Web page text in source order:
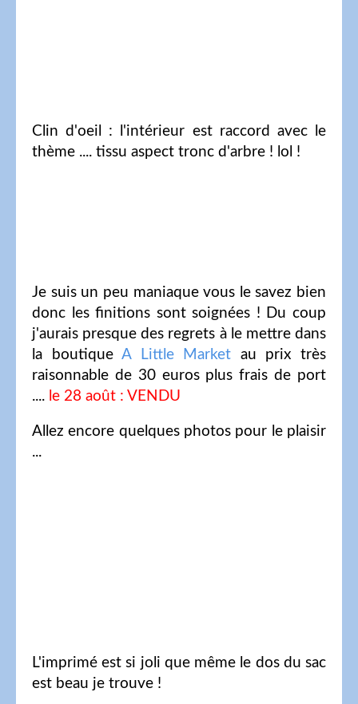
Clin d'oeil : l'intérieur est raccord avec le
thème .... tissu aspect tronc d'arbre ! lol !
Je suis un peu maniaque vous le savez bien
donc les finitions sont soignées ! Du coup
j'aurais presque des regrets à le mettre dans
la boutiqueA Little Market au prix très
raisonnable de 30 euros plus frais de port
.... le 28 août : VENDU
Allez encore quelques photos pour le plaisir
...
L'imprimé est si joli que même le dos du sac
est beau je trouve !